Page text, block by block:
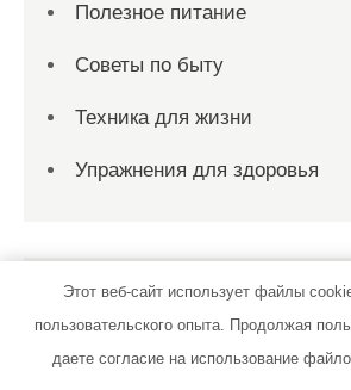
Полезное питание
Советы по быту
Техника для жизни
Упражнения для здоровья
Спасибо, что
Этот веб-сайт использует файлы
пользовательского опыта. Продолжая
даете согласие на использование